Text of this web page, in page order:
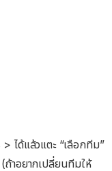
ได้แล้วแตะ “เลือกทีม”
ถ้าอยากเปลี่ยนทีมให้